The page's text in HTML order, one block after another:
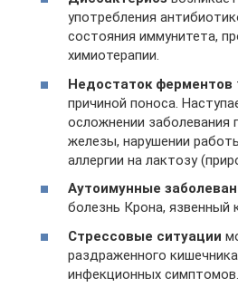
употребления
состояния иммунитета,
химиотерапии.
Недостаток ферментов
причиной поноса.
осложнении заболевания
железы, нарушении
аллергии на лактозу
Аутоимунные
болезнь Крона, язвенный
Стрессовые ситуации
раздраженного
инфекционных симптомов.